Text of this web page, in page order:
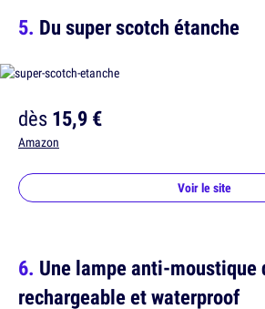
Du super scotch étanche
dès15,9 €
Amazon
Voir le site
Une lampe anti-moustique
rechargeable et waterproof